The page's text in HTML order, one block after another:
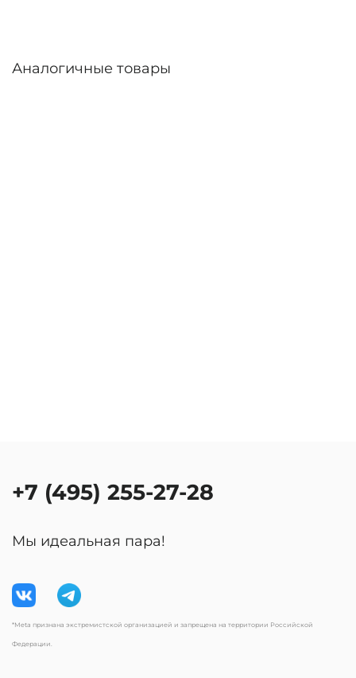
Аналогичные товары
+7 (495) 255-27-28
Мы идеальная пара!
*Meta признана экстремистской организацией и запрещена на территории Российской
Федерации.